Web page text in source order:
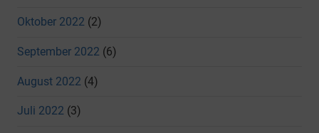
Oktober 2022 (2)
September 2022 (6)
August 2022 (4)
Juli 2022 (3)